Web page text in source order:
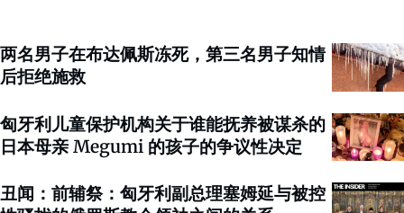
两名男子在布达佩斯冻死，第三名男子知情
后拒绝施救
匈牙利儿童保护机构关于谁能抚养被谋杀的
日本母亲 Megumi 的孩子的争议性决定
丑闻：前辅祭：匈牙利副总理塞姆延与被控